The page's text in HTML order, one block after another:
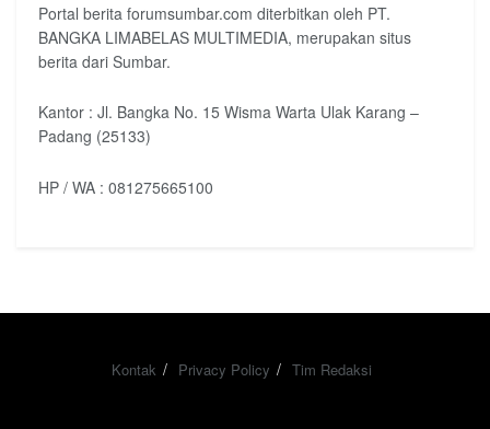
Portal berita forumsumbar.com diterbitkan oleh PT.
BANGKA LIMABELAS MULTIMEDIA, merupakan situs
berita dari Sumbar.
Kantor : Jl. Bangka No. 15 Wisma Warta Ulak Karang –
Padang (25133)
HP / WA : 081275665100
Kontak Privacy Policy Tim Redaksi